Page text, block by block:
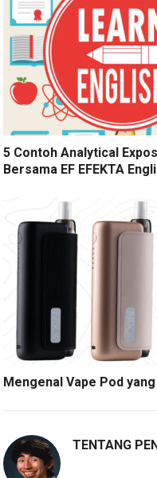
5 Contoh Analytical
Bersama EF EFEKTA
Mengenal Vape Pod
TENTANG